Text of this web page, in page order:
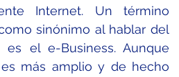
Internet. Un término
sinónimo al hablar del
es el e-Business. Aunque
más amplio y de hecho